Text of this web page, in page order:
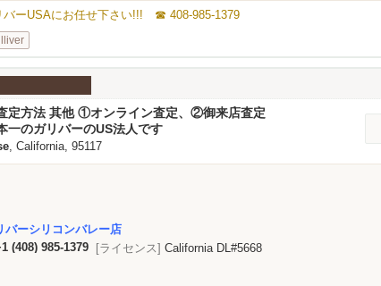
バーUSAにお任せ下さい!!! ☎ 408-985-1379
定方法 其他 ①オンライン査定、②御来店査定
一のガリバーのUS法人です
, California, 95117
バーシリコンバレー店
(408) 985-1379 [ライセンス] California DL#5668